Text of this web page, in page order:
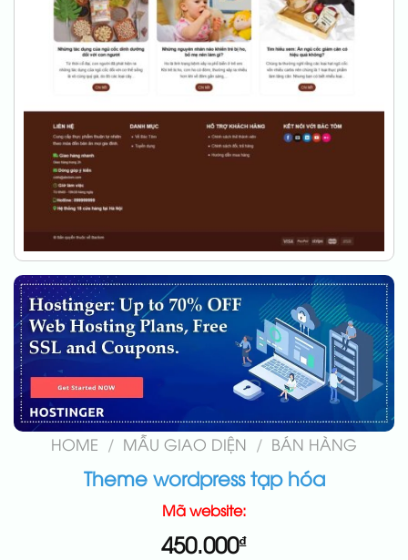
HOME / MẪU GIAO DIỆN / BÁN HÀNG
Theme wordpress tạp hóa
Mã website:
450.000₫